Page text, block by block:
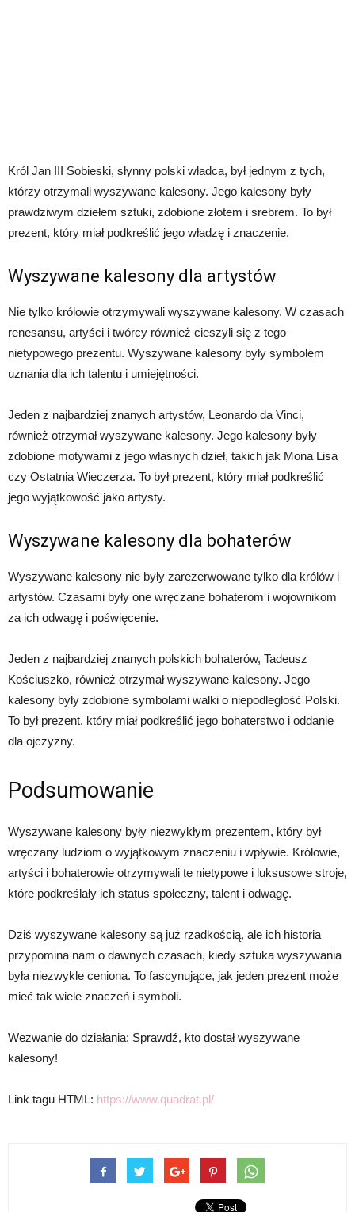
Król Jan III Sobieski, słynny polski władca, był jednym z tych,
którzy otrzymali wyszywane kalesony. Jego kalesony były
prawdziwym dziełem sztuki, zdobione złotem i srebrem. To był
prezent, który miał podkreślić jego władzę i znaczenie.
Wyszywane kalesony dla artystów
Nie tylko królowie otrzymywali wyszywane kalesony. W czasach
renesansu, artyści i twórcy również cieszyli się z tego
nietypowego prezentu. Wyszywane kalesony były symbolem
uznania dla ich talentu i umiejętności.
Jeden z najbardziej znanych artystów, Leonardo da Vinci,
również otrzymał wyszywane kalesony. Jego kalesony były
zdobione motywami z jego własnych dzieł, takich jak Mona Lisa
czy Ostatnia Wieczerza. To był prezent, który miał podkreślić
jego wyjątkowość jako artysty.
Wyszywane kalesony dla bohaterów
Wyszywane kalesony nie były zarezerwowane tylko dla królów i
artystów. Czasami były one wręczane bohaterom i wojownikom
za ich odwagę i poświęcenie.
Jeden z najbardziej znanych polskich bohaterów, Tadeusz
Kościuszko, również otrzymał wyszywane kalesony. Jego
kalesony były zdobione symbolami walki o niepodległość Polski.
To był prezent, który miał podkreślić jego bohaterstwo i oddanie
dla ojczyzny.
Podsumowanie
Wyszywane kalesony były niezwykłym prezentem, który był
wręczany ludziom o wyjątkowym znaczeniu i wpływie. Królowie,
artyści i bohaterowie otrzymywali te nietypowe i luksusowe stroje,
które podkreślały ich status społeczny, talent i odwagę.
Dziś wyszywane kalesony są już rzadkością, ale ich historia
przypomina nam o dawnych czasach, kiedy sztuka wyszywania
była niezwykle ceniona. To fascynujące, jak jeden prezent może
mieć tak wiele znaczeń i symboli.
Wezwanie do działania: Sprawdź, kto dostał wyszywane
kalesony!
Link tagu HTML: https://www.quadrat.pl/